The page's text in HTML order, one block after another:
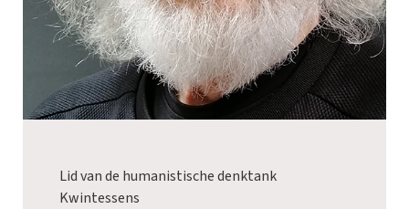
Lid van de humanistische denktank
Kwintessens